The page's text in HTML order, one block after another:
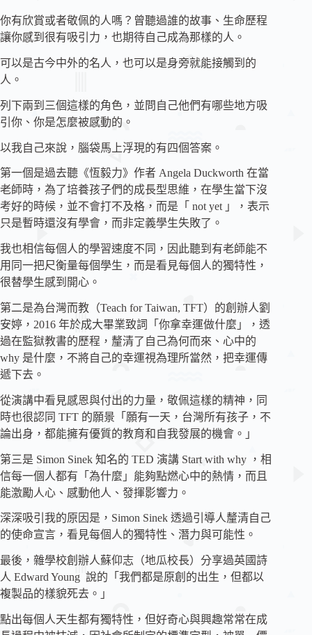
你有欣賞或者敬佩的人嗎？曾聽過誰的故事、生命歷程
讓你感到很有吸引力，也期待自己成為那樣的人。
可以是古今中外的名人，也可以是身旁就能接觸到的
人。
列下兩到三個這樣的角色，並問自己他們有哪些地方吸
引你、你是怎麼被感動的。
以我自己來說，腦袋馬上浮現的有四個答案。
第一個是過去聽《恆毅力》作者 Angela Duckworth 在當
老師時，為了培養孩子們的成長型思維，在學生當下沒
考好的時候，並不會打不及格，而是「 not yet 」，表示
只是暫時還沒有學會，而非定義學生失敗了。
我也相信每個人的學習速度不同，因此聽到有老師能不
用同一把尺衡量每個學生，而是看見每個人的獨特性，
很替學生感到開心。
第二是為台灣而教（Teach for Taiwan, TFT）的創辦人劉
安婷，2016 年於成大畢業致詞「你拿幸運做什麼」，透
過在監獄教書的歷程，釐清了自己為何而來、心中的
why 是什麼，不將自己的幸運視為理所當然，把幸運傳
遞下去。
從演講中看見感恩與付出的力量，敬佩這樣的精神，同
時也很認同 TFT 的願景「願有一天，台灣所有孩子，不
論出身，都能擁有優質的教育和自我發展的機會。」
第三是 Simon Sinek 知名的 TED 演講 Start with why ，相
信每一個人都有「為什麼」能夠點燃心中的熱情，而且
能激勵人心、感動他人、發揮影響力。
深深吸引我的原因是，Simon Sinek 透過引導人釐清自己
的使命宣言，看見每個人的獨特性、潛力與可能性。
最後，雜學校創辦人蘇仰志（地瓜校長）分享過英國詩
人 Edward Young 說的「我們都是原創的出生，但都以
複製品的樣貌死去。」
點出每個人天生都有獨特性，但好奇心與興趣常常在成